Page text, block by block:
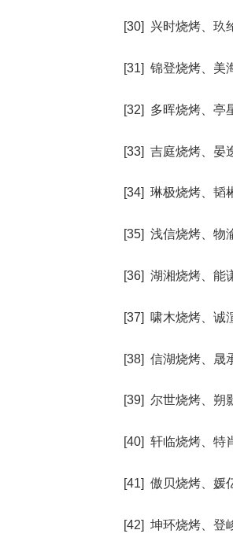
[30] 兴时烧烤、玖
[31] 锦登烧烤、美
[32] 多晖烧烤、亭
[33] 吉庭烧烤、晏
[34] 琳极烧烤、韬
[35] 浅信烧烤、物
[36] 湖湘烧烤、能
[37] 啸木烧烤、诚
[38] 信湖烧烤、晟
[39] 尔世烧烤、朔
[40] 轩临烧烤、特
[41] 傲贝烧烤、媛
[42] 坤环烧烤、登